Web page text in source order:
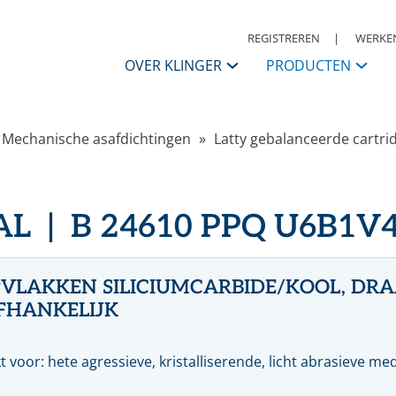
REGISTREREN
OVER KLINGER
KLINGER Nederland
Missie, Visie & Strategie
Code of Conduct
PRODUCTEN
Kogelkranen
Vlinderkleppen
Automatisering
Condensaatsystemen
Terugslagkleppen
Filters
Druk, reduceer & veiligheden
Warmwaterbereiders & stoomwatermengers
Mechanische asafdichtingen
Latty gebalanceerde
| B 24610 PPQ
SILICIUMCARBIDE/KOOL,
voor: hete agressieve, kristalliserende, licht abrasieve